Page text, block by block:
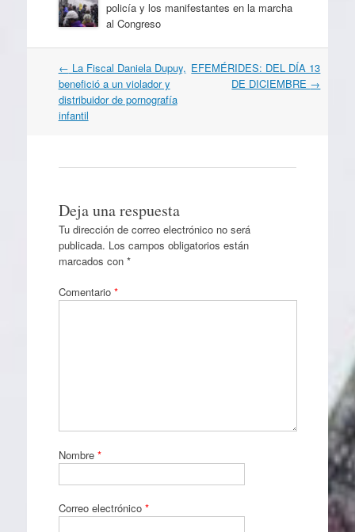
policía y los manifestantes en la marcha
al Congreso
Navegación
por
artículos
← La Fiscal Daniela Dupuy,
benefició a un violador y
distribuidor de pornografía
infantil
EFEMÉRIDES: DEL DÍA 13
DE DICIEMBRE →
Deja una respuesta
Tu dirección de correo electrónico no será
publicada. Los campos obligatorios están
marcados con *
Comentario *
Nombre *
Correo electrónico *